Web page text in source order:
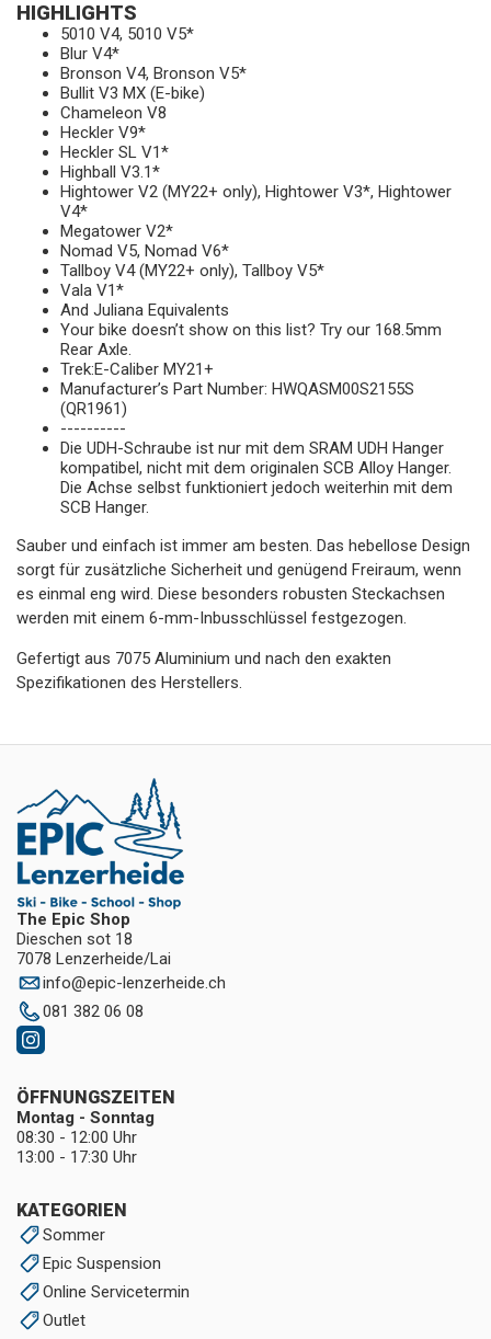
HIGHLIGHTS
5010 V4, 5010 V5*
Blur V4*
Bronson V4, Bronson V5*
Bullit V3 MX (E-bike)
Chameleon V8
Heckler V9*
Heckler SL V1*
Highball V3.1*
Hightower V2 (MY22+ only), Hightower V3*, Hightower
V4*
Megatower V2*
Nomad V5, Nomad V6*
Tallboy V4 (MY22+ only), Tallboy V5*
Vala V1*
And Juliana Equivalents
Your bike doesn’t show on this list? Try our 168.5mm
Rear Axle.
Trek:E-Caliber MY21+
Manufacturer’s Part Number: HWQASM00S2155S
(QR1961)
----------
Die UDH-Schraube ist nur mit dem SRAM UDH Hanger
kompatibel, nicht mit dem originalen SCB Alloy Hanger.
Die Achse selbst funktioniert jedoch weiterhin mit dem
SCB Hanger.
Sauber und einfach ist immer am besten. Das hebellose Design
sorgt für zusätzliche Sicherheit und genügend Freiraum, wenn
es einmal eng wird. Diese besonders robusten Steckachsen
werden mit einem 6-mm-Inbusschlüssel festgezogen.
Gefertigt aus 7075 Aluminium und nach den exakten
Spezifikationen des Herstellers.
The Epic Shop
Dieschen sot 18
7078 Lenzerheide/Lai
info@epic-lenzerheide.ch
081 382 06 08
KATEGORIEN
Sommer
Epic Suspension
Online Servicetermin
Outlet
ÖFFNUNGSZEITEN
Montag - Sonntag
08:30 - 12:00 Uhr
13:00 - 17:30 Uhr